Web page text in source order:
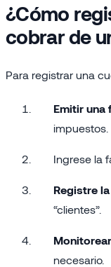
¿Cómo
cobrar de
Para registrar una
Emitir una
impuestos.
Ingrese la
Registre
“clientes”.
necesario.